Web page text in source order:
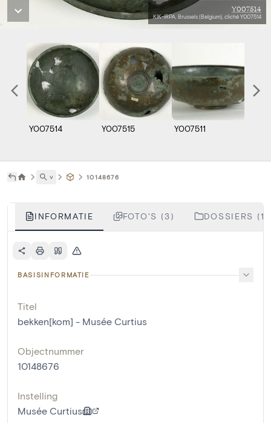
Y007514
KIK-IRPA, Brussels (Belgium), cliché Y007514
Y007514 Y007515 Y007511
˅ 10148676
INFORMATIE FOTO'S (3) DOSSIERS (1)
BASISINFORMATIE
Titel
bekken[kom] - Musée Curtius
Objectnummer
10148676
Instelling
Musée Curtius